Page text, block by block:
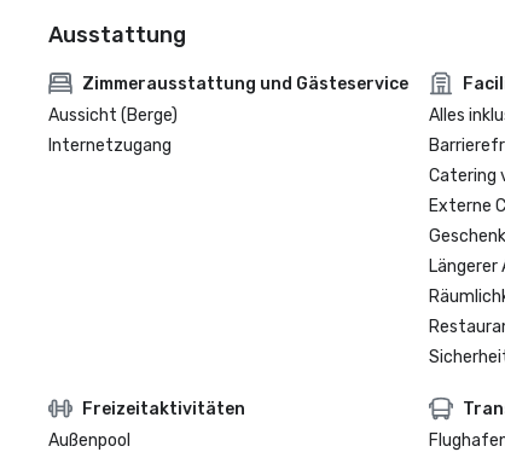
Ausstattung
Zimmerausstattung und Gästeservice
Aussicht (Berge)
Internetzugang
Alles
Catering
Externe
Freizeitaktivitäten
Außenpool